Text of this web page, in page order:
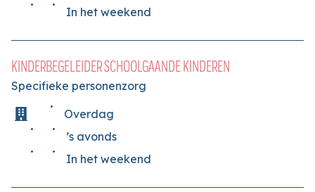
In het weekend
KINDERBEGELEIDER SCHOOLGAANDE KINDEREN
Specifieke personenzorg
Overdag
’s avonds
In het weekend